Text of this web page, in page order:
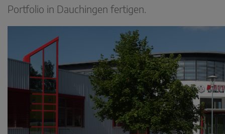
Portfolio in Dauchingen fertigen.